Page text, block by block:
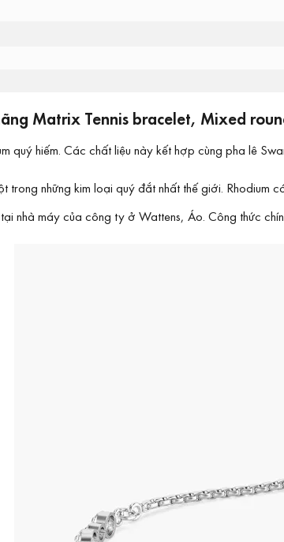
Matrix Tennis bracelet, Mixed
quý hiếm. Các chất liệu này kết hợp cùng pha lê
trong những kim loại quý đắt nhất thế giới.
nhà máy của công ty ở Wattens, Áo. Công thức